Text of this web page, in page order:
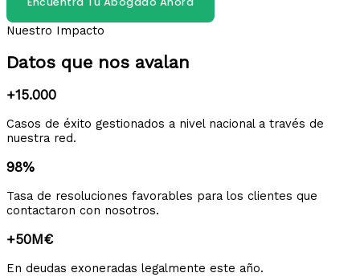
Nuestro Impacto
Datos que nos avalan
+15.000
Casos de éxito gestionados a nivel nacional a través de
nuestra red.
98%
Tasa de resoluciones favorables para los clientes que
contactaron con nosotros.
+50M€
En deudas exoneradas legalmente este año.